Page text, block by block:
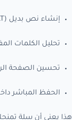
إنشاء نص بديل (ALT) للصور.
تحليل الكلمات
تحسين الصفحة
الحفظ المباشر